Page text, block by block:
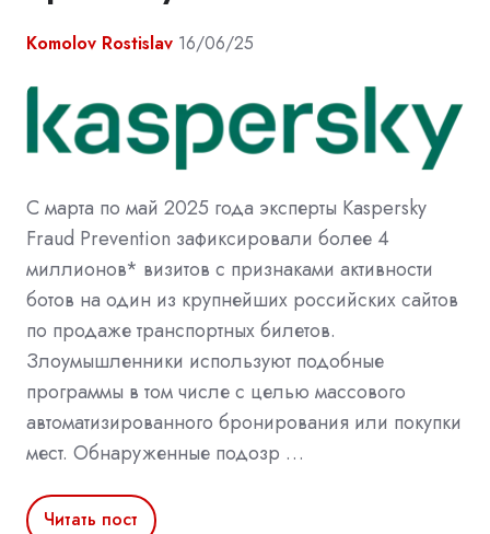
Komolov Rostislav 16/06/25
С марта по май 2025 года эксперты Kaspersky
Fraud Prevention зафиксировали более 4
миллионов* визитов с признаками активности
ботов на один из крупнейших российских сайтов
по продаже транспортных билетов.
Злоумышленники используют подобные
программы в том числе с целью массового
автоматизированного бронирования или покупки
мест. Обнаруженные подозр …
Читать пост